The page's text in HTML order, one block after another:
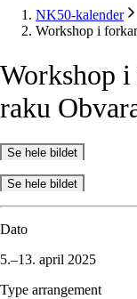
NK50-kalender
Workshop i
Workshop i
raku
Se hele bildet
Se hele bildet
Dato
5.–13. april 2025
Type arrangement